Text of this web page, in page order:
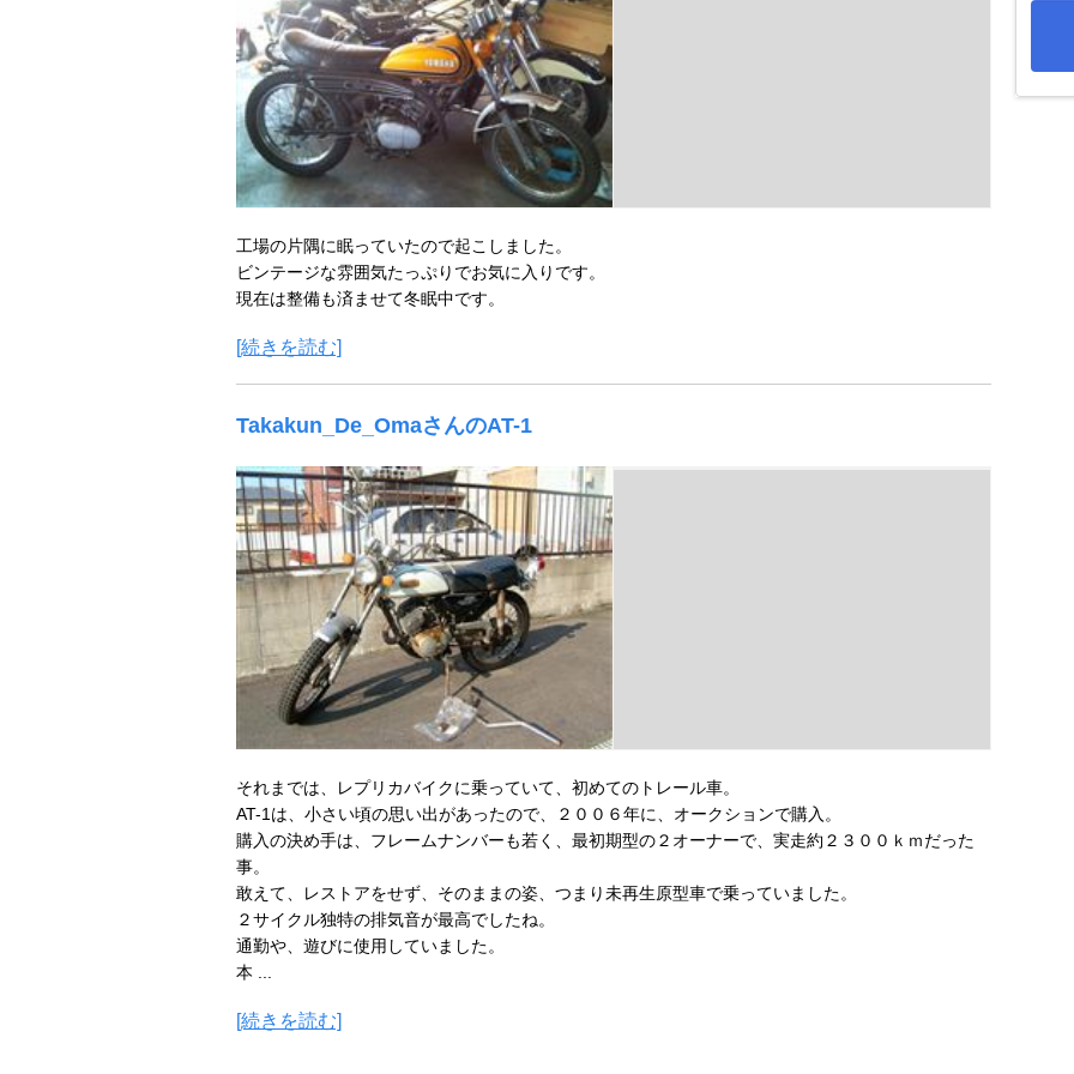
工場の片隅に眠っていたので起こしました。
ビンテージな雰囲気たっぷりでお気に入りです。
現在は整備も済ませて冬眠中です。
[続きを読む]
Takakun_De_OmaさんのAT-1
それまでは、レプリカバイクに乗っていて、初めてのトレール車。
AT-1は、小さい頃の思い出があったので、２００６年に、オークションで購入。
購入の決め手は、フレームナンバーも若く、最初期型の２オーナーで、実走約２３００ｋｍだった
事。
敢えて、レストアをせず、そのままの姿、つまり未再生原型車で乗っていました。
２サイクル独特の排気音が最高でしたね。
通勤や、遊びに使用していました。
本 ...
[続きを読む]